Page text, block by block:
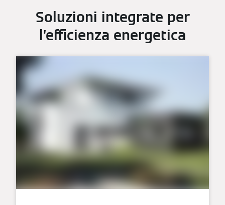
Soluzioni integrate per
l’efficienza energetica